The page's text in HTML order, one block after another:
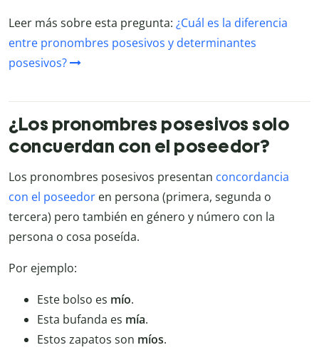
Leer más sobre esta pregunta: ¿Cuál es la diferencia
entre pronombres posesivos y determinantes
posesivos?
¿Los pronombres posesivos solo
concuerdan con el poseedor?
Los pronombres posesivos presentan concordancia
con el poseedor en persona (primera, segunda o
tercera) pero también en género y número con la
persona o cosa poseída.
Por ejemplo:
Este bolso es mío.
Esta bufanda es mía.
Estos zapatos son míos.